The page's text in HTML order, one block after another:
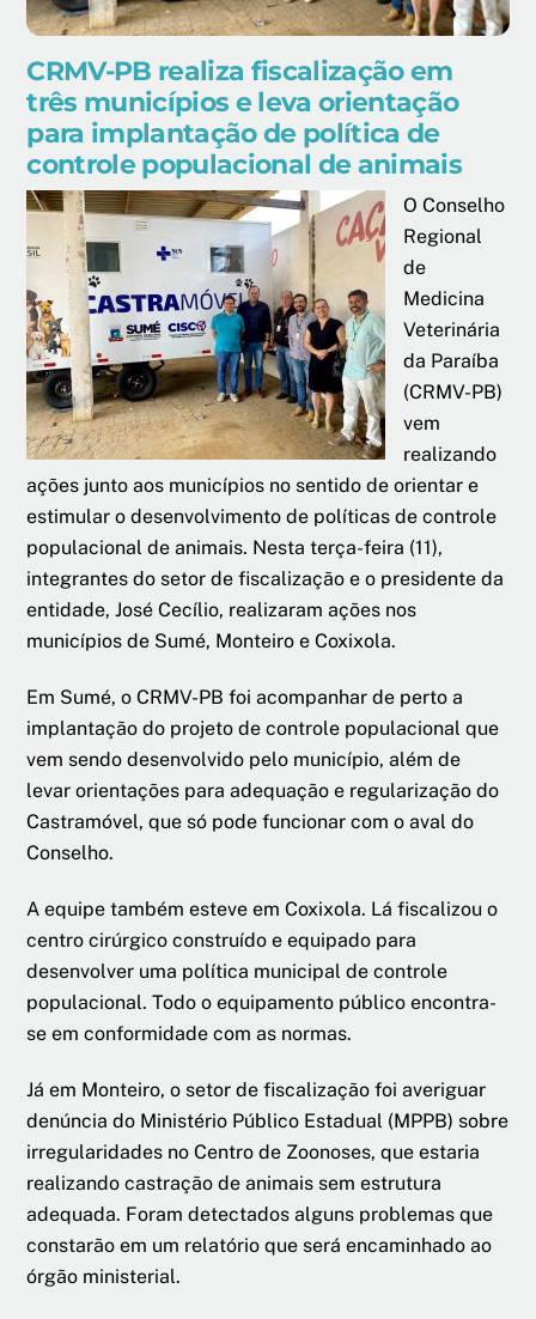
CRMV-PB realiza fiscalização em
três municípios e leva orientação
para implantação de política de
controle populacional de animais
O Conselho
Regional
de
Medicina
Veterinária
da Paraíba
(CRMV-PB)
vem
realizando
ações junto aos municípios no sentido de orientar e
estimular o desenvolvimento de políticas de controle
populacional de animais. Nesta terça-feira (11),
integrantes do setor de fiscalização e o presidente da
entidade, José Cecílio, realizaram ações nos
municípios de Sumé, Monteiro e Coxixola.
Em Sumé, o CRMV-PB foi acompanhar de perto a
implantação do projeto de controle populacional que
vem sendo desenvolvido pelo município, além de
levar orientações para adequação e regularização do
Castramóvel, que só pode funcionar com o aval do
Conselho.
A equipe também esteve em Coxixola. Lá fiscalizou o
centro cirúrgico construído e equipado para
desenvolver uma política municipal de controle
populacional. Todo o equipamento público encontra-
se em conformidade com as normas.
Já em Monteiro, o setor de fiscalização foi averiguar
denúncia do Ministério Público Estadual (MPPB) sobre
irregularidades no Centro de Zoonoses, que estaria
realizando castração de animais sem estrutura
adequada. Foram detectados alguns problemas que
constarão em um relatório que será encaminhado ao
órgão ministerial.